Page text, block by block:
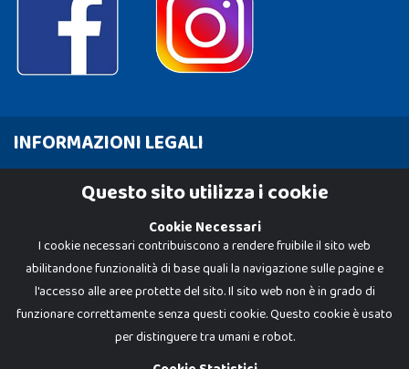
INFORMAZIONI LEGALI
Cookie PolicyQuesto sito utilizza i cookie
Cookie Necessari
I cookie necessari contribuiscono a rendere fruibile il sito web
abilitandone funzionalità di base quali la navigazione sulle pagine e
l'accesso alle aree protette del sito. Il sito web non è in grado di
funzionare correttamente senza questi cookie. Questo cookie è usato
per distinguere tra umani e robot.